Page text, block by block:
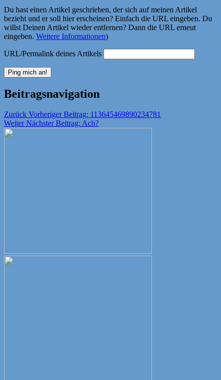
Du hast einen Artikel geschrieben, der sich auf meinen Artikel
bezieht und er soll hier erscheinen? Einfach die URL eingeben. Du
willst Deinen Artikel wieder entfernen? Dann die URL erneut
eingeben. Weitere Informationen)
URL/Permalink deines Artikels
Beitragsnavigation
Zurück Vorheriger Beitrag: 113645469890234781
Weiter Nächster Beitrag: Ach?